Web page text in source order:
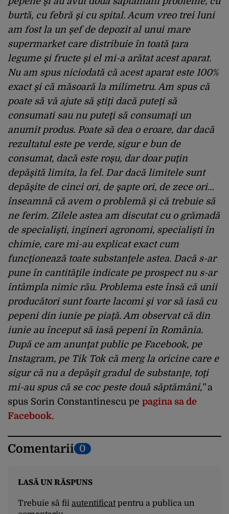
burtă, cu febră şi cu spital. Acum vreo trei luni
am fost la un şef de depozit al unui mare
supermarket care distribuie în toată ţara
legume şi fructe şi el mi-a arătat acest aparat.
Nu am spus niciodată că acest aparat este 100%
exact şi că măsoară la milimetru. Am spus că
poate să vă ajute să ştiţi dacă puteţi să
consumati sau nu puteţi să consumaţi un
anumit produs. Poate să dea o eroare, dar dacă
rezultatul este pe verde, sigur e bun de
consumat, dacă este roşu, dar doar puţin
depăşită limita, la fel. Dar dacă limitele sunt
depăşite de cinci ori, de şapte ori, de zece ori…
înseamnă că avem o problemă şi că trebuie să
ne ferim. Zilele astea am discutat cu o grămadă
de specialişti, ingineri agronomi, specialişti în
chimie, care mi-au explicat exact cum
funcţionează toate substanţele astea. Dacă s-ar
pune în cantităţile indicate pe prospect nu s-ar
întâmpla nimic rău. Problema este însă că unii
producători sunt foarte lacomi şi vor să iasă cu
pepeni din iunie pe piaţă. Am observat că din
iunie au început să iasă pepeni în România.
După ce am anunţat public pe Facebook, pe
Instagram, pe Tik Tok că merg la oricine care e
sigur că nu a depăşit gradul de substanţe, toţi
mi-au spus că se coc peste două săptămâni,”a
spus Sorin Constantinescu pe pagina sa de
Facebook.
Comentarii 0
LASĂ UN RĂSPUNS
Trebuie să fii autentificatpentru a publica un